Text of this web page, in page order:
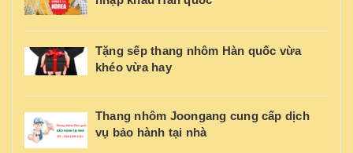
Tặng sếp thang nhôm Hàn quốc vừa
khéo vừa hay
Thang nhôm Joongang cung cấp dịch
vụ bảo hành tại nhà